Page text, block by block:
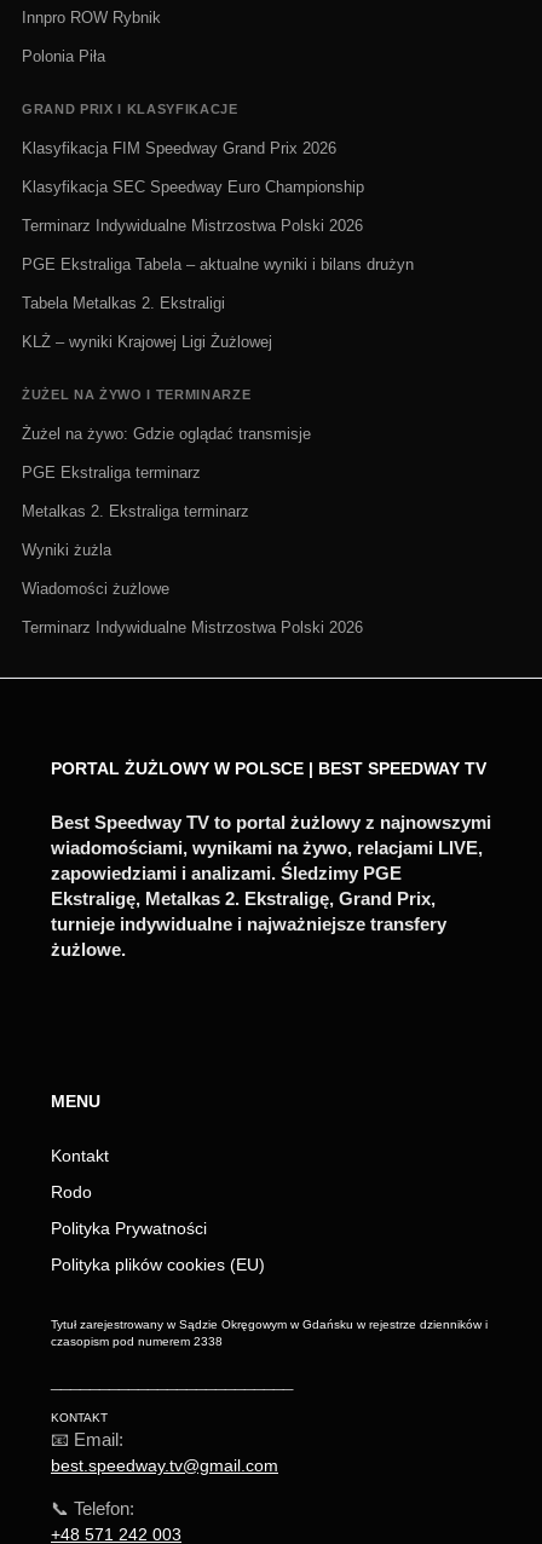
Innpro ROW Rybnik
Polonia Piła
GRAND PRIX I KLASYFIKACJE
Klasyfikacja FIM Speedway Grand Prix 2026
Klasyfikacja SEC Speedway Euro Championship
Terminarz Indywidualne Mistrzostwa Polski 2026
PGE Ekstraliga Tabela – aktualne wyniki i bilans drużyn
Tabela Metalkas 2. Ekstraligi
KLŻ – wyniki Krajowej Ligi Żużlowej
ŻUŻEL NA ŻYWO I TERMINARZE
Żużel na żywo: Gdzie oglądać transmisje
PGE Ekstraliga terminarz
Metalkas 2. Ekstraliga terminarz
Wyniki żużla
Wiadomości żużlowe
Terminarz Indywidualne Mistrzostwa Polski 2026
PORTAL ŻUŻLOWY W POLSCE | BEST SPEEDWAY TV
Best Speedway TV to portal żużlowy z najnowszymi
wiadomościami, wynikami na żywo, relacjami LIVE,
zapowiedziami i analizami. Śledzimy PGE
Ekstraligę, Metalkas 2. Ekstraligę, Grand Prix,
turnieje indywidualne i najważniejsze transfery
żużlowe.
MENU
Kontakt
Rodo
Polityka Prywatności
Polityka plików cookies (EU)
Tytuł zarejestrowany w Sądzie Okręgowym w Gdańsku w rejestrze dzienników i
czasopism pod numerem 2338
KONTAKT
📧 Email:
best.speedway.tv@gmail.com
📞 Telefon:
+48 571 242 003